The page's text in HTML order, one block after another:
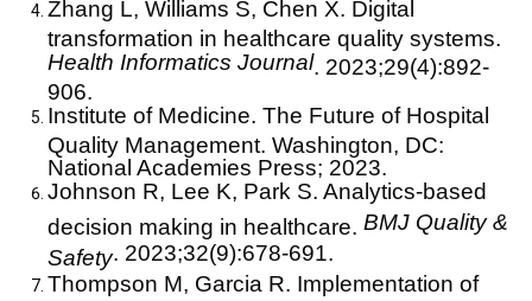
Zhang L, Williams S, Chen X. Digital
transformation in healthcare quality systems.
Health Informatics Journal . 2023;29(4):892-
906.
Institute of Medicine. The Future of Hospital
Quality Management. Washington, DC:
National Academies Press; 2023.
Johnson R, Lee K, Park S. Analytics-based
decision making in healthcare. BMJ Quality &
Safety. 2023;32(9):678-691.
Thompson M, Garcia R. Implementation of